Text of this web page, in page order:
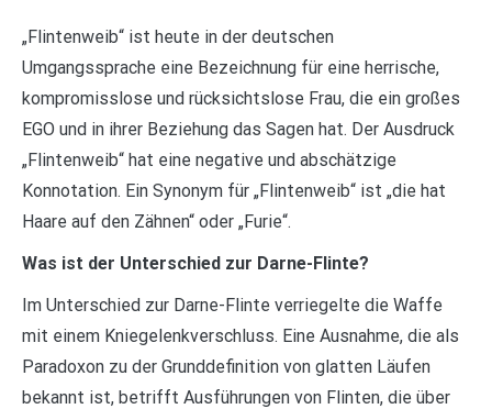
„Flintenweib“ ist heute in der deutschen
Umgangssprache eine Bezeichnung für eine herrische,
kompromisslose und rücksichtslose Frau, die ein großes
EGO und in ihrer Beziehung das Sagen hat. Der Ausdruck
„Flintenweib“ hat eine negative und abschätzige
Konnotation. Ein Synonym für „Flintenweib“ ist „die hat
Haare auf den Zähnen“ oder „Furie“.
Was ist der Unterschied zur Darne-Flinte?
Im Unterschied zur Darne-Flinte verriegelte die Waffe
mit einem Kniegelenkverschluss. Eine Ausnahme, die als
Paradoxon zu der Grunddefinition von glatten Läufen
bekannt ist, betrifft Ausführungen von Flinten, die über